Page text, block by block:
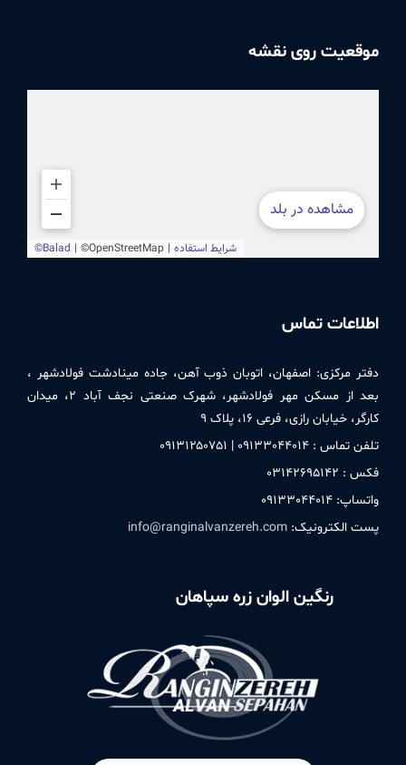
موقعیت روی نقشه
اطلاعات تماس
دفتر مركزی: اصفهان، اتوبان ذوب آهن، جاده مینادشت فولادشهر ،
بعد از مسکن مهر فولادشهر، شهرک صنعتی نجف آباد ۲، میدان
کارگر، خیابان رازی، فرعی ۱۶، پلاک ۹
تلفن تماس : ۰۹۱٣٣۰۴۴۰۱۴ | ۰۹۱٣۱۲۵۰٧۵۱
فکس : ۰٣۱۴۲۶۹۵۱۴۲
واتساپ: ۰۹۱٣٣۰۴۴۰۱۴
پست الکترونیک: info@ranginalvanzereh.com
رنگین الوان زره سپاهان